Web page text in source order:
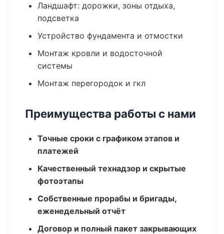
Ландшафт: дорожки, зоны отдыха,
подсветка
Устройство фундамента и отмостки
Монтаж кровли и водосточной
системы
Монтаж перегородок и гкл
Преимущества работы с нами
Точные сроки с графиком этапов и
платежей
Качественный технадзор и скрытые
фотоэтапы
Собственные прорабы и бригады,
еженедельный отчёт
Договор и полный пакет закрывающих